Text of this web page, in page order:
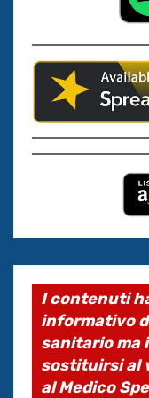
I contenuti
informativo
sanitario ma
sostituirsi al
al Medico